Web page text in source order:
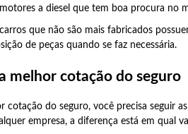
a diesel que tem boa procura no
que não são mais fabricados
de peças quando se faz necessária.
melhor cotação do seguro
cotação do seguro, você precisa seguir
empresa, a diferença está em qual